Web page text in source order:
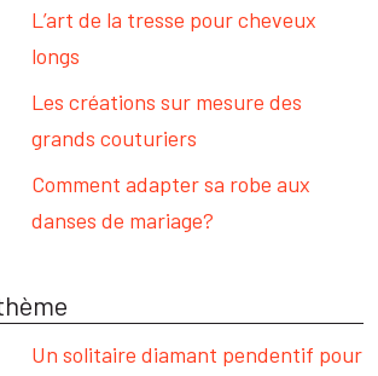
L’art de la tresse pour cheveux
longs
Les créations sur mesure des
grands couturiers
Comment adapter sa robe aux
danses de mariage?
Un solitaire diamant pendentif pour